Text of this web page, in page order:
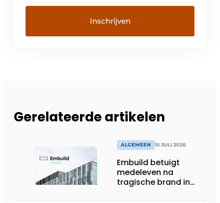
Gerelateerde artikelen
ALGEMEEN 15 JULI 2026
Embuild betuigt
medeleven na
tragische brand in